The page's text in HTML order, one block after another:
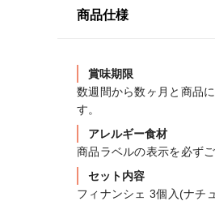
商品仕様
賞味期限
数週間から数ヶ月と商品
す。
アレルギー食材
商品ラベルの表示を必ず
セット内容
フィナンシェ 3個入(ナチ